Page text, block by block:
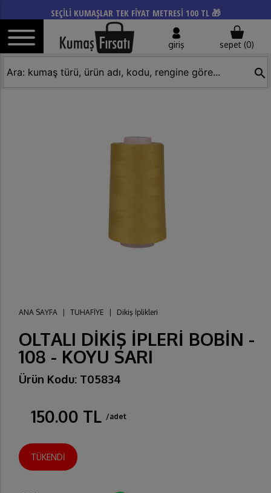
SEÇİLİ KUMAŞLAR TEK FİYAT METRESİ 100 TL 🎁
giriş sepet (0)
search
ANA SAYFA TUHAFİYE Dikiş İplikleri
OLTALI DİKİŞ İPLERİ BOBİN -
108 - KOYU SARI
Ürün Kodu: T05834
150.00 TL /adet
TÜKENDİ